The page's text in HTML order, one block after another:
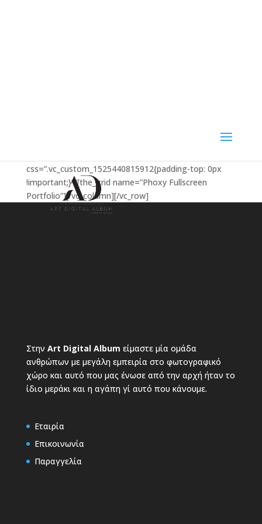
css=”.vc_custom_1525440815912{padding-top: 0px
!important;}”][the_grid name=”Phoxy Fullscreen
Portfolio”][/vc_column][/vc_row]
Στην Art Digital Album είμαστε μία ομάδα
ανθρώπων με μεγάλη εμπειρία στο φωτογραφικό
χώρο και αυτό που μας ένωσε από την αρχή ήταν το
ίδιο μεράκι και η αγάπη γί αυτό που κάνουμε.
Εταιρία
Επικοινωνία
Παραγγελία